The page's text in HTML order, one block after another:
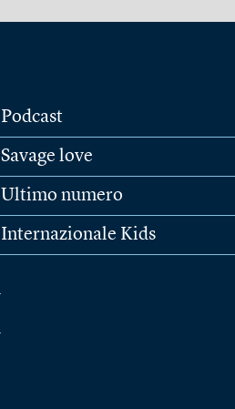
Podcast
Savage love
Ultimo numero
Internazionale Kids